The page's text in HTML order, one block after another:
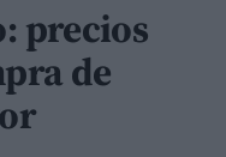
precios
de